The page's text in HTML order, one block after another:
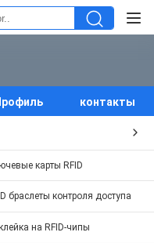
контакты
карты RFID
браслеты контроля доступа
на RFID-чипы